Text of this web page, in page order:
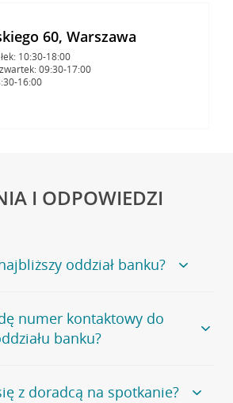
60, Warszawa
10:30-18:00
09:30-17:00
16:00
I ODPOWIEDZI
oddział banku?
naszego banku, zapraszamy na
, na której znajduje się
numer kontaktowy do
banku?
nie udostępnia ogólnego numeru
bankowej.
z doradcą na spotkanie?